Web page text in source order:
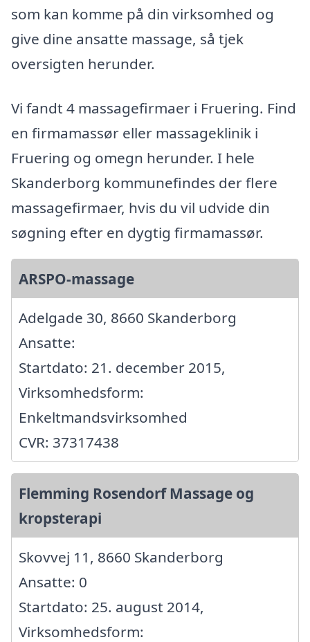
som kan komme på din virksomhed og
give dine ansatte massage, så tjek
oversigten herunder.
Vi fandt 4 massagefirmaer i Fruering. Find
en firmamassør eller massageklinik i
Fruering og omegn herunder. I hele
Skanderborg kommunefindes der flere
massagefirmaer, hvis du vil udvide din
søgning efter en dygtig firmamassør.
ARSPO-massage
Adelgade 30, 8660 Skanderborg
Ansatte:
Startdato: 21. december 2015,
Virksomhedsform:
Enkeltmandsvirksomhed
CVR: 37317438
Flemming Rosendorf Massage og
kropsterapi
Skovvej 11, 8660 Skanderborg
Ansatte: 0
Startdato: 25. august 2014,
Virksomhedsform: